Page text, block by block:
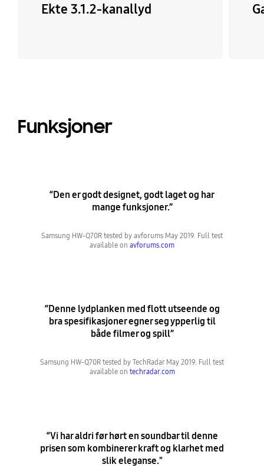
Ekte 3.1.2-kanallyd
Funksjoner
“Den er godt designet, godt laget og har
mange funksjoner.”
Samsung HW-Q70R tested by avforums May 2019. Full test
available on avforums.com
“Denne lydplanken med flott utseende og
bra spesifikasjoner egner seg ypperlig til
både filmer og spill”
Samsung HW-Q70R tested by TechRadar May 2019. Full test
available on techradar.com
“Vi har aldri før hørt en soundbar til denne
prisen som kombinerer kraft og klarhet med
slik eleganse."